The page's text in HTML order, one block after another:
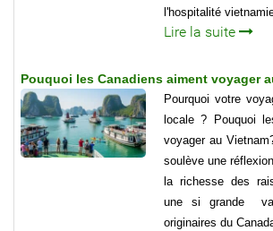
l'hospitalité
Lire la suite
Pouquoi les Canadiens aiment voyager
Pourquoi votre
locale ? Pouquoi
voyager au
soulève une
la richesse des
une si grande
originaires du